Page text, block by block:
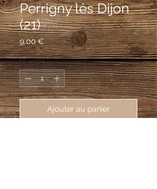
Perrigny lès Dijon
(21)
9,00 €Prix
Quantité *
Ajouter au panier